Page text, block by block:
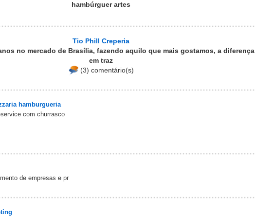
hambúrguer artes
Tio Phill Creperia
no mercado de Brasília, fazendo aquilo que mais gostamos, a diferença
em traz
(3) comentário(s)
hamburgueria
com churrasco
de empresas e pr